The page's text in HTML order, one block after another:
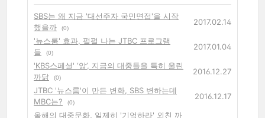
SBS는 왜 지금 '대선주자 국민면접'을 시작
했을까
(0)
2017.02.14
'뉴스룸' 효과, 펄펄 나는 JTBC 프로그램
들
(0)
2017.01.04
'KBS스페셜' ‘앎’, 지금의 대중들을 특히 울린
까닭
(0)
2016.12.27
JTBC '뉴스룸'이 만든 변화, SBS 변하는데
MBC는?
(0)
2016.12.17
올해의 대중문화, 일제히 '기억하라' 외친 까